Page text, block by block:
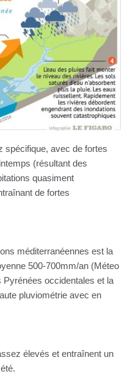
spécifique, avec de fortes
(résultant des
quasiment
de fortes
méditerranéennes est la
500-700mm/an (Méteo
Pyrénées occidentales et la
pluviométrie avec en
élevés et entraînent un